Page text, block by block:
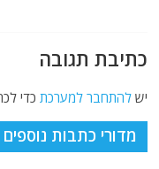
כתיבת תגובה
ישלהתחבר למערכת כדי
מדורי כתבות נוספים